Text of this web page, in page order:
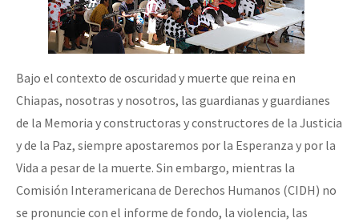
Bajo el contexto de oscuridad y muerte que reina en
Chiapas, nosotras y nosotros, las guardianas y guardianes
de la Memoria y constructoras y constructores de la Justicia
y de la Paz, siempre apostaremos por la Esperanza y por la
Vida a pesar de la muerte. Sin embargo, mientras la
Comisión Interamericana de Derechos Humanos (CIDH) no
se pronuncie con el informe de fondo, la violencia, las